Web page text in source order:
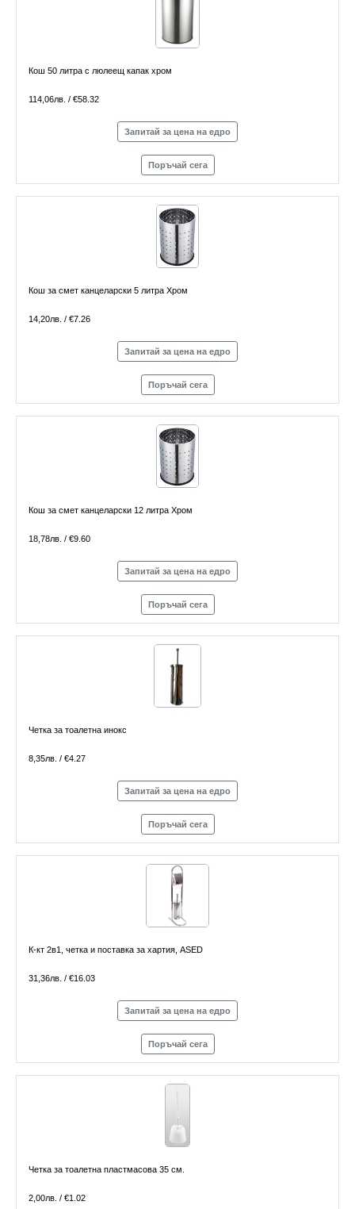
Кош 50 литра с люлеещ капак хром
114,06лв. / €58.32
Запитай за цена на едро
Поръчай сега
Кош за смет канцеларски 5 литра Хром
14,20лв. / €7.26
Запитай за цена на едро
Поръчай сега
Кош за смет канцеларски 12 литра Хром
18,78лв. / €9.60
Запитай за цена на едро
Поръчай сега
Четка за тоалетна инокс
8,35лв. / €4.27
Запитай за цена на едро
Поръчай сега
К-кт 2в1, четка и поставка за хартия, ASED
31,36лв. / €16.03
Запитай за цена на едро
Поръчай сега
Четка за тоалетна пластмасова 35 см.
2,00лв. / €1.02